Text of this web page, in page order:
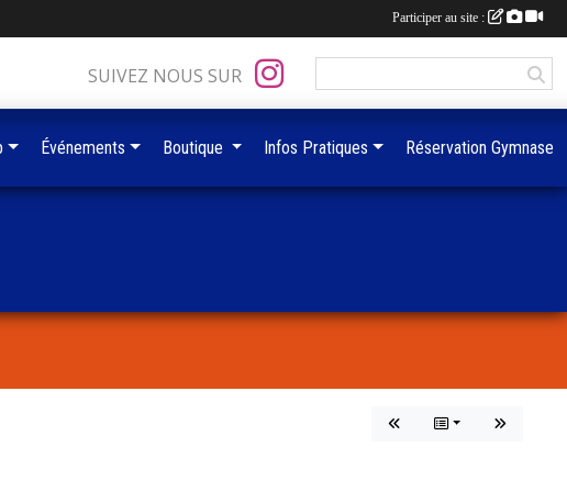
SUIVEZ NOUS SUR
Événements Boutique Infos Pratiques Réservation Gymnase
Participer au site :